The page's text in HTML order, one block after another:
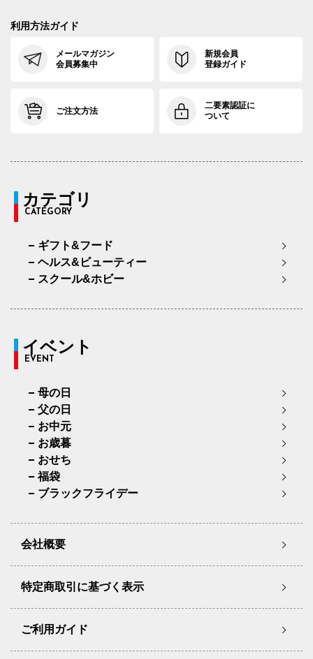
利用方法ガイド
メールマガジン
会員募集中
新規会員
登録ガイド
ご注文方法
二要素認証に
ついて
カテゴリ
CATEGORY
ギフト&フード
ヘルス&ビューティー
スクール&ホビー
イベント
EVENT
母の日
父の日
お中元
お歳暮
おせち
福袋
ブラックフライデー
会社概要
特定商取引に基づく表示
ご利用ガイド